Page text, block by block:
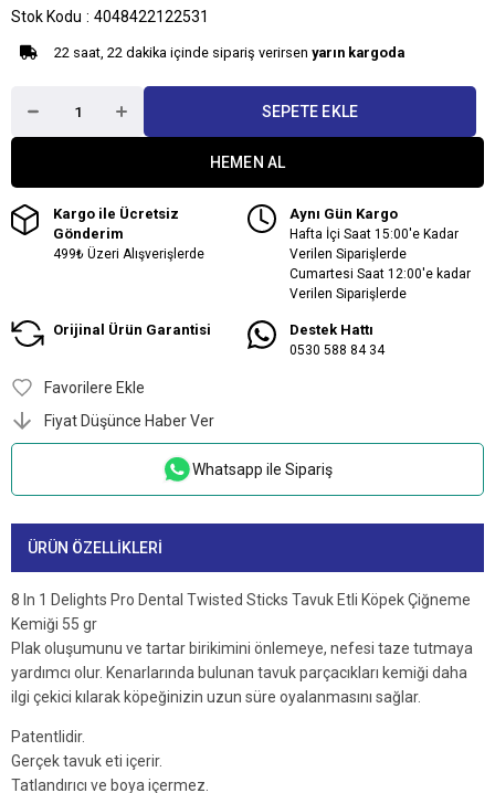
Stok Kodu
4048422122531
22 saat, 22 dakika içinde sipariş verirsen yarın kargoda
Kargo ile Ücretsiz
Gönderim
499₺ Üzeri Alışverişlerde
Aynı Gün Kargo
Hafta İçi Saat 15:00'e Kadar
Verilen Siparişlerde
Cumartesi Saat 12:00'e kadar
Verilen Siparişlerde
Orijinal Ürün Garantisi Destek Hattı
0530 588 84 34
Favorilere Ekle
Fiyat Düşünce Haber Ver
Whatsapp ile Sipariş
ÜRÜN ÖZELLIKLERI
8 In 1 Delights Pro Dental Twisted Sticks Tavuk Etli Köpek Çiğneme
Kemiği 55 gr
Plak oluşumunu ve tartar birikimini önlemeye, nefesi taze tutmaya
yardımcı olur. Kenarlarında bulunan tavuk parçacıkları kemiği daha
ilgi çekici kılarak köpeğinizin uzun süre oyalanmasını sağlar.
Patentlidir.
Gerçek tavuk eti içerir.
Tatlandırıcı ve boya içermez.